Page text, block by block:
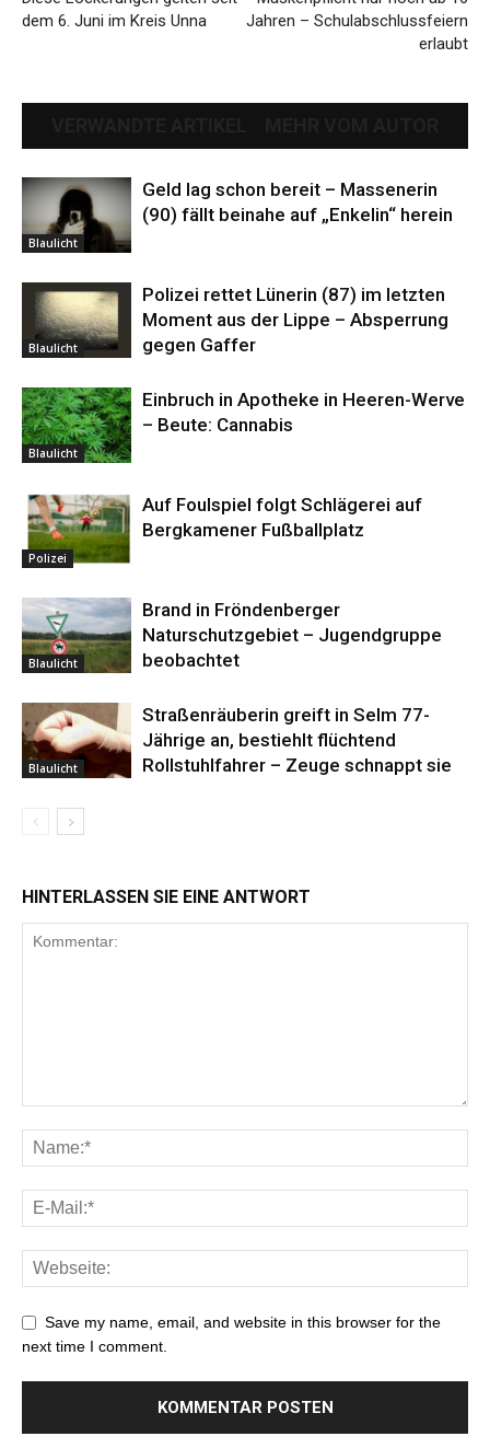
dem 6. Juni im Kreis Unna
Jahren – Schulabschlussfeiern
erlaubt
Blaulicht
Geld lag schon bereit – Massenerin
(90) fällt beinahe auf „Enkelin“ herein
Blaulicht
Polizei rettet Lünerin (87) im letzten
Moment aus der Lippe – Absperrung
gegen Gaffer
Blaulicht
Einbruch in Apotheke in Heeren-Werve
– Beute: Cannabis
Polizei
Auf Foulspiel folgt Schlägerei auf
Bergkamener Fußballplatz
Blaulicht
Brand in Fröndenberger
Naturschutzgebiet – Jugendgruppe
beobachtet
Blaulicht
Straßenräuberin greift in Selm 77-
Jährige an, bestiehlt flüchtend
Rollstuhlfahrer – Zeuge schnappt sie
HINTERLASSEN SIE EINE ANTWORT
Save my name, email, and website in this browser for the
next time I comment.